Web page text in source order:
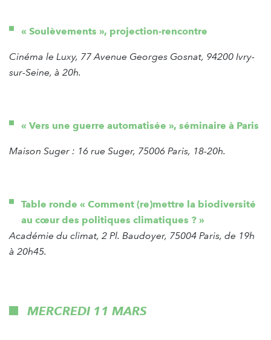
« Soulèvements », projection-rencontre
Cinéma le Luxy, 77 Avenue Georges Gosnat, 94200 Ivry-
sur-Seine, à 20h.
« Vers une guerre automatisée », séminaire à Paris
Maison Suger : 16 rue Suger, 75006 Paris, 18-20h.
Table ronde « Comment (re)mettre la biodiversité
au cœur des politiques climatiques ? »
Académie du climat, 2 Pl. Baudoyer, 75004 Paris, de 19h
à 20h45.
MERCREDI 11 MARS